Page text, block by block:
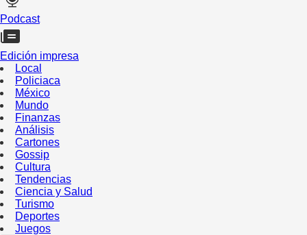
Podcast
Edición impresa
Local
Policiaca
México
Mundo
Finanzas
Análisis
Cartones
Gossip
Cultura
Tendencias
Ciencia y Salud
Turismo
Deportes
Juegos